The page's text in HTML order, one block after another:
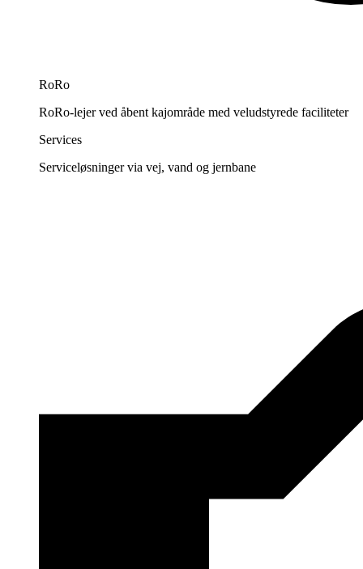
RoRo
RoRo-lejer ved åbent kajområde med veludstyrede faciliteter
Services
Serviceløsninger via vej, vand og jernbane